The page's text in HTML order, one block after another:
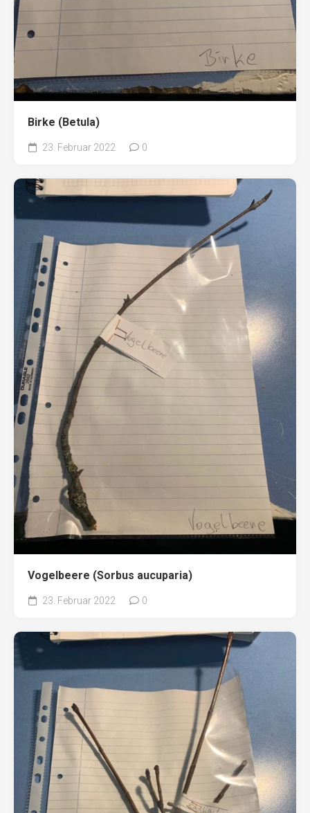
Birke (Betula)
23. Februar 2022 0
Vogelbeere (Sorbus aucuparia)
23. Februar 2022 0